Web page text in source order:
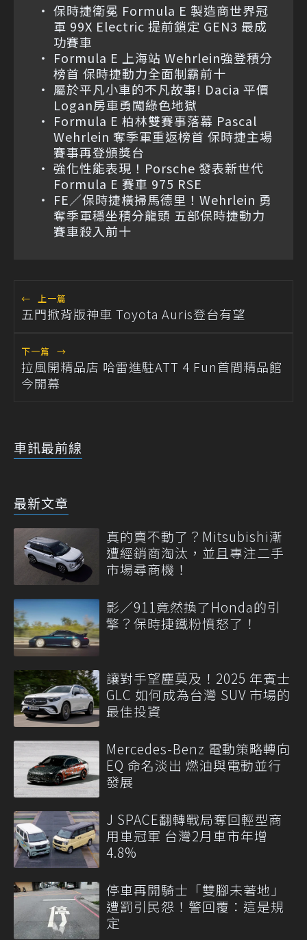
保時捷衛冕 Formula E 製造商世界冠
軍 99X Electric 提前鎖定 GEN3 最成
功賽車
Formula E 上海站 Wehrlein強登積分
榜首 保時捷動力全面制霸前十
屬於平凡小車的不凡故事! Dacia 平價
Logan房車勇闖綠色地獄
Formula E 柏林雙賽事落幕 Pascal
Wehrlein 奪季軍重返榜首 保時捷主場
賽事再登頒獎台
強化性能表現！Porsche 發表新世代
Formula E 賽車 975 RSE
FE／保時捷橫掃馬德里！Wehrlein 勇
奪季軍穩坐積分龍頭 五部保時捷動力
賽車殺入前十
← 上一篇
五門掀背版神車 Toyota Auris登台有望
下一篇 →
拉風開精品店 哈雷進駐ATT 4 Fun首間精品館
今開幕
車訊最前線
最新文章
真的賣不動了？Mitsubishi漸
遭經銷商淘汰，並且專注二手
市場尋商機！
影／911竟然換了Honda的引
擎？保時捷鐵粉憤怒了！
讓對手望塵莫及！2025 年賓士
GLC 如何成為台灣 SUV 市場的
最佳投資
Mercedes-Benz 電動策略轉向
EQ 命名淡出 燃油與電動並行
發展
J SPACE翻轉戰局奪回輕型商
用車冠軍 台灣2月車市年增
4.8%
停車再開騎士「雙腳未著地」
遭罰引民怨！警回覆：這是規
定